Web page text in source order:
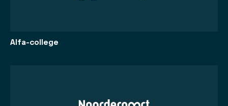
Alfa-college